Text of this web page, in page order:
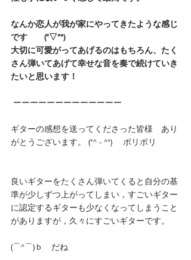
なんか恋人が我が家にやってきたような感じ
です　　("▽"*)
大切に可愛がってあげるのはもちろん、たく
さん弾いてあげて幸せな音を奏で続けていき
たいと思います！
ーーーーーーーーーーーーー
ギターの感想を送ってくださった皆様　あり
がとうございます。 (*^ - ^*)ゞ ポリポリ
良いギターをたくさん弾いてくると自分の基
準が少しずつ上がってしまい，すごいギター
に認定するギターも少なくなってしまうこと
がありますが，久々にすごいギターです。
(⌒^⌒)ｂ　だね